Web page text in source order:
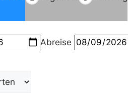
Abreise